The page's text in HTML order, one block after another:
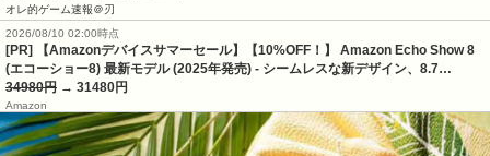
オレ的ゲーム速報＠刃
2026/08/10 02:00時点
[PR] 【Amazonデバイスサマーセール】【10%OFF！】 Amazon Echo Show 8
(エコーショー8) 最新モデル (2025年発売) - シームレスな新デザイン、8.7…
34980円 → 31480円
Amazon